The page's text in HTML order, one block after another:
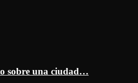
sobre una ciudad…